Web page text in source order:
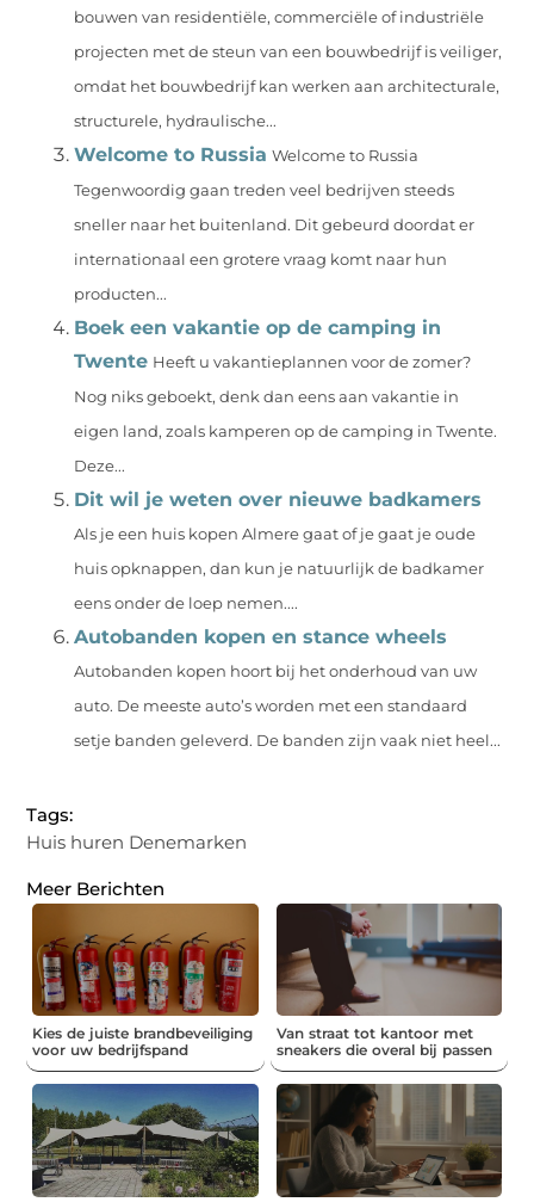
bouwen van residentiële, commerciële of industriële
projecten met de steun van een bouwbedrijf is veiliger,
omdat het bouwbedrijf kan werken aan architecturale,
structurele, hydraulische...
Welcome to Russia Welcome to Russia
Tegenwoordig gaan treden veel bedrijven steeds
sneller naar het buitenland. Dit gebeurd doordat er
internationaal een grotere vraag komt naar hun
producten...
Boek een vakantie op de camping in
Twente Heeft u vakantieplannen voor de zomer?
Nog niks geboekt, denk dan eens aan vakantie in
eigen land, zoals kamperen op de camping in Twente.
Deze...
Dit wil je weten over nieuwe badkamers
Als je een huis kopen Almere gaat of je gaat je oude
huis opknappen, dan kun je natuurlijk de badkamer
eens onder de loep nemen....
Autobanden kopen en stance wheels
Autobanden kopen hoort bij het onderhoud van uw
auto. De meeste auto’s worden met een standaard
setje banden geleverd. De banden zijn vaak niet heel...
Tags:
Huis huren Denemarken
Meer Berichten
Kies de juiste brandbeveiliging
voor uw bedrijfspand
Van straat tot kantoor met
sneakers die overal bij passen